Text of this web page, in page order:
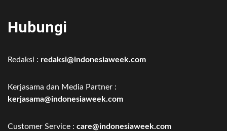
Hubungi
Redaksi : redaksi@indonesiaweek.com
Kerjasama dan Media Partner :
kerjasama@indonesiaweek.com
Customer Service : care@indonesiaweek.com